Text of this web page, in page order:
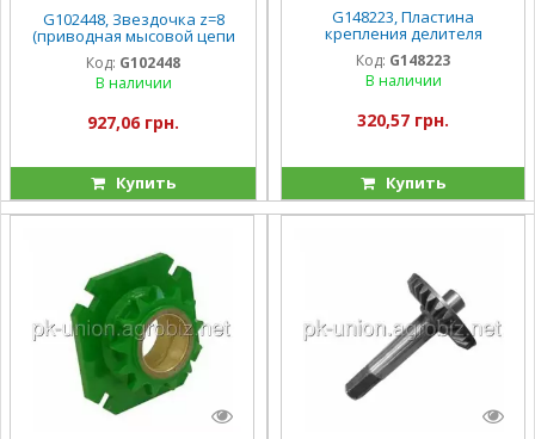
G102448, Звездочка z=8
(приводная мысовой цепи
кукурузной жатки)
(176283C91/573399/AN102448),
, Case, NH
Код: G102448
В наличии
927,06 грн.
Купить
G148223, Пластина
крепления делителя
кукурузной жатки
(H148223/H166581), 90серия
Код: G148223
В наличии
320,57 грн.
Купить